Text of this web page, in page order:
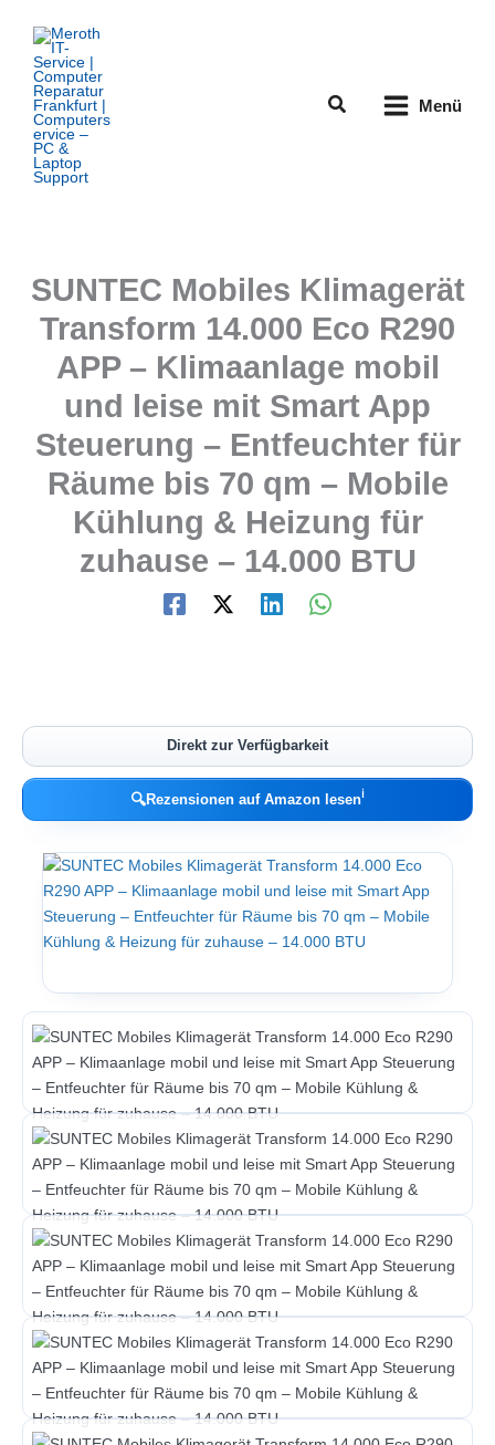
Inhalt
springen
Suchen Menü
SUNTEC Mobiles Klimagerät
Transform 14.000 Eco R290
APP – Klimaanlage mobil
und leise mit Smart App
Steuerung – Entfeuchter für
Räume bis 70 qm – Mobile
Kühlung & Heizung für
zuhause – 14.000 BTU
Direkt zur Verfügbarkeit
🔍Rezensionen auf Amazon lesenℹ︎